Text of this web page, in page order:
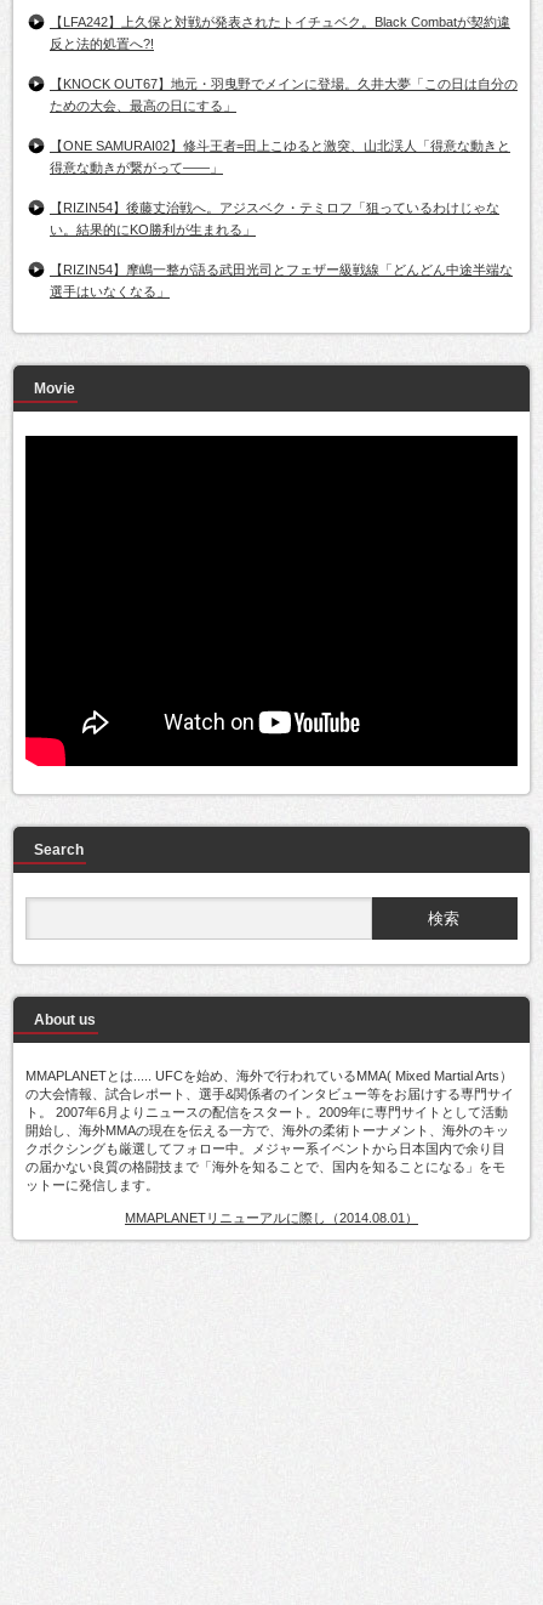
【LFA242】上久保と対戦が発表されたトイチュベク。Black Combatが契約違
反と法的処置へ?!
【KNOCK OUT67】地元・羽曳野でメインに登場。久井大夢「この日は自分の
ための大会、最高の日にする」
【ONE SAMURAI02】修斗王者=田上こゆると激突、山北渓人「得意な動きと
得意な動きが繋がって――」
【RIZIN54】後藤丈治戦へ。アジスベク・テミロフ「狙っているわけじゃな
い。結果的にKO勝利が生まれる」
【RIZIN54】摩嶋一整が語る武田光司とフェザー級戦線「どんどん中途半端な
選手はいなくなる」
Movie
Search
About us
MMAPLANETとは..... UFCを始め、海外で行われているMMA( Mixed Martial Arts）
の大会情報、試合レポート、選手&関係者のインタビュー等をお届けする専門サイ
ト。 2007年6月よりニュースの配信をスタート。2009年に専門サイトとして活動
開始し、海外MMAの現在を伝える一方で、海外の柔術トーナメント、海外のキッ
クボクシングも厳選してフォロー中。メジャー系イベントから日本国内で余り目
の届かない良質の格闘技まで「海外を知ることで、国内を知ることになる」をモ
ットーに発信します。
MMAPLANETリニューアルに際し（2014.08.01）